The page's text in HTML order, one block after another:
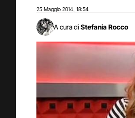
25 Maggio 2014 18:54
A cura di Stefania Rocco